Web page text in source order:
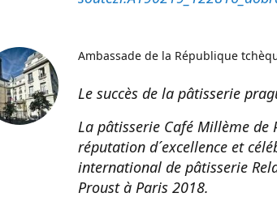
Le succès de la pâtisserie
La pâtisserie Café Millème de
réputation d´excellence et
international de pâtisserie
Proust à Paris 2018.
Ambassade de la République